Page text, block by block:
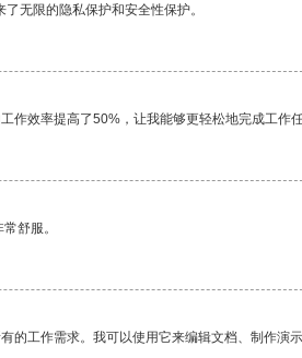
无限的隐私保护和安全性保护。
作效率提高了50%，让我能够更轻松地完成工作任
舒服。
的工作需求。我可以使用它来编辑文档、制作演